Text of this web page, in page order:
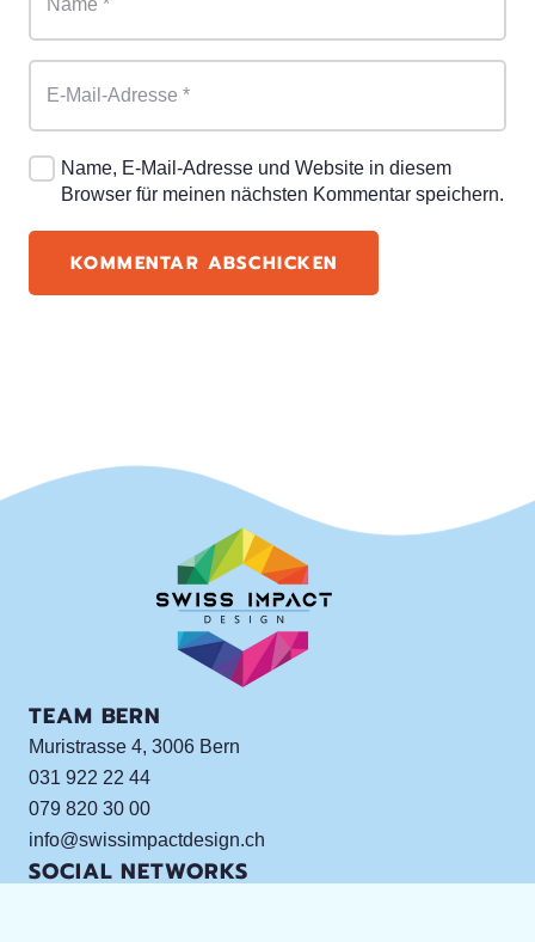
Name, E-Mail-Adresse und Website in diesem
Browser für meinen nächsten Kommentar speichern.
KOMMENTAR ABSCHICKEN
TEAM BERN
Muristrasse 4, 3006 Bern
031 922 22 44
079 820 30 00
info@swissimpactdesign.ch
SOCIAL NETWORKS